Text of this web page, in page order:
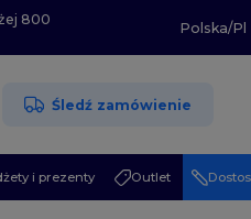
800
Polska/Pl
Śledź zamówienie
i prezenty Outlet